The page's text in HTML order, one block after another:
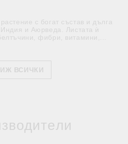
с богат състав и дълга
и Аюрведа. Листата ѝ
фибри, витамини,...
ВСИЧКИ